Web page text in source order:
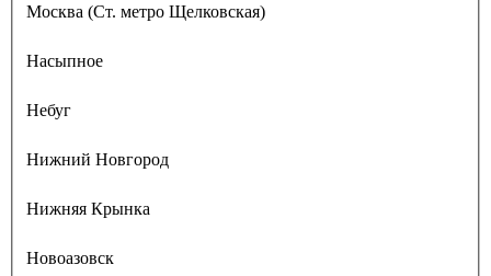
Москва (Ст. метро Щелковская)
Насыпное
Небуг
Нижний Новгород
Нижняя Крынка
Новоазовск